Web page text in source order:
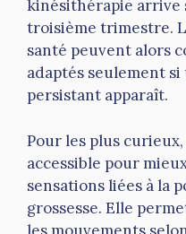
kinésithérapie arrive
troisième trimestre.
santé peuvent alors
adaptés seulement
persistant apparaît.
Pour les plus
accessible pour
sensations liées à la
grossesse. Elle